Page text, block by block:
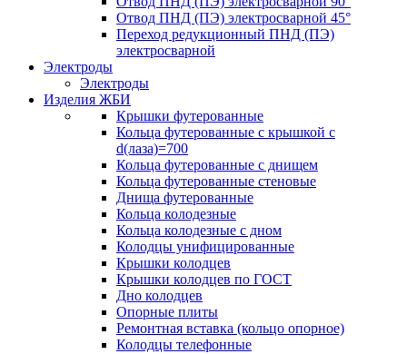
Отвод ПНД (ПЭ) электросварной 45°
Переход редукционный ПНД (ПЭ)
электросварной
Электроды
Электроды
Изделия ЖБИ
Крышки футерованные
Кольца футерованные с крышкой с
d(лаза)=700
Кольца футерованные с днищем
Кольца футерованные стеновые
Днища футерованные
Кольца колодезные
Кольца колодезные с дном
Колодцы унифицированные
Крышки колодцев
Крышки колодцев по ГОСТ
Дно колодцев
Опорные плиты
Ремонтная вставка (кольцо опорное)
Колодцы телефонные